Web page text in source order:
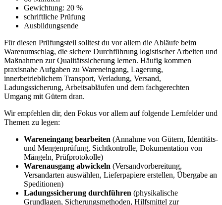
Gewichtung: 20 %
schriftliche Prüfung
Ausbildungsende
Für diesen Prüfungsteil solltest du vor allem die Abläufe beim
Warenumschlag, die sichere Durchführung logistischer Arbeiten und
Maßnahmen zur Qualitätssicherung lernen. Häufig kommen
praxisnahe Aufgaben zu Wareneingang, Lagerung,
innerbetrieblichem Transport, Verladung, Versand,
Ladungssicherung, Arbeitsabläufen und dem fachgerechten
Umgang mit Gütern dran.
Wir empfehlen dir, den Fokus vor allem auf folgende Lernfelder und
Themen zu legen:
Wareneingang bearbeiten (Annahme von Gütern, Identitäts-
und Mengenprüfung, Sichtkontrolle, Dokumentation von
Mängeln, Prüfprotokolle)
Warenausgang abwickeln (Versandvorbereitung,
Versandarten auswählen, Lieferpapiere erstellen, Übergabe an
Speditionen)
Ladungssicherung durchführen (physikalische
Grundlagen, Sicherungsmethoden, Hilfsmittel zur